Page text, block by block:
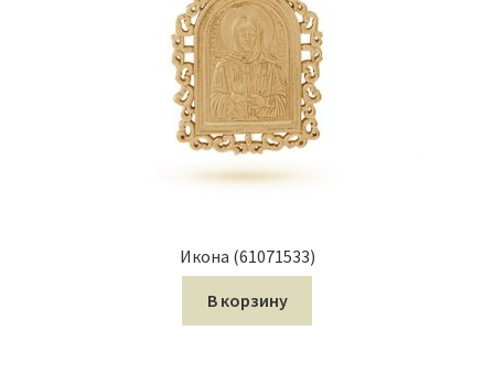
Икона (61071533)
В корзину